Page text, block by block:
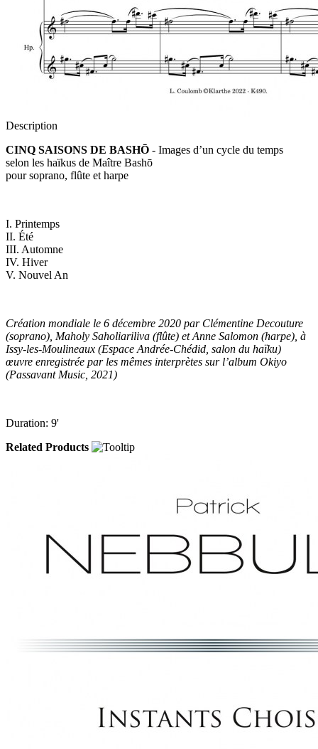
Description
CINQ SAISONS DE BASHŌ - Images d’un cycle du temps
selon les haïkus de Maître Bashō
pour soprano, flûte et harpe
I. Printemps
II. Été
III. Automne
IV. Hiver
V. Nouvel An
Création mondiale le 6 décembre 2020 par Clémentine Decouture
(soprano), Maholy Saholiariliva (flûte) et Anne Salomon (harpe), à
Issy-les-Moulineaux (Espace Andrée-Chédid, salon du haïku)
œuvre enregistrée par les mêmes interprètes sur l’album Okiyo
(Passavant Music, 2021)
Duration: 9'
Related Products